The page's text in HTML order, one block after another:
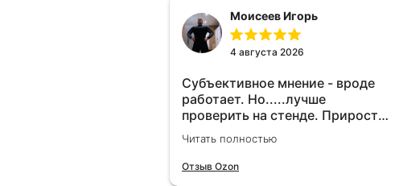
Моисеев Игорь
4 августа 2026
Субъективное мнение - вроде
работает. Но.....лучше
проверить на стенде. Прирост
10-12% "на глаз" уловить очень
сложно. Покатаюсь, потом
отключу и посмотрю, что будет
Читать полностью
Отзыв Ozon